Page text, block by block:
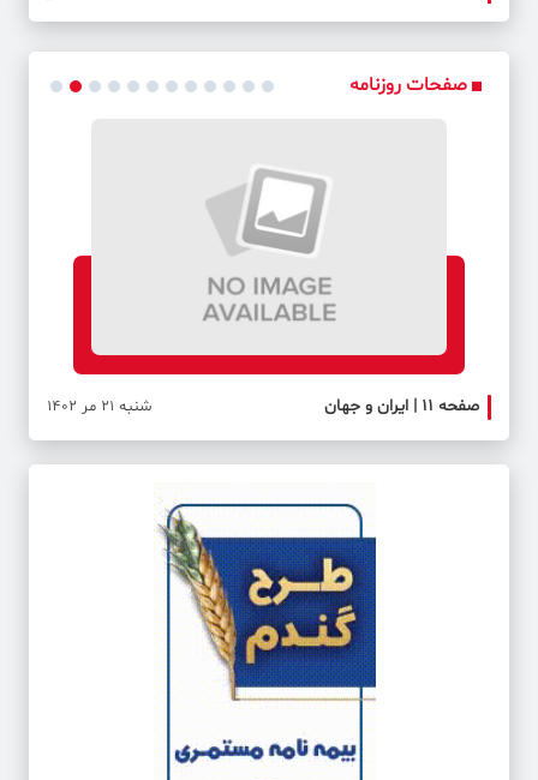
افتخار به اهتزاز درآمد
کد خبر: 13751
اسامی برندگان اولین دوره قرعه‌کشی طرح «ارمغان» بانک رفاه
خبرنگاران زبان گویا وآگاهی بخش بازار سرمایه هستند
صفحات روزنامه
صفحه ۱۱ | ایران و جهان شنبه 21 مر 1402